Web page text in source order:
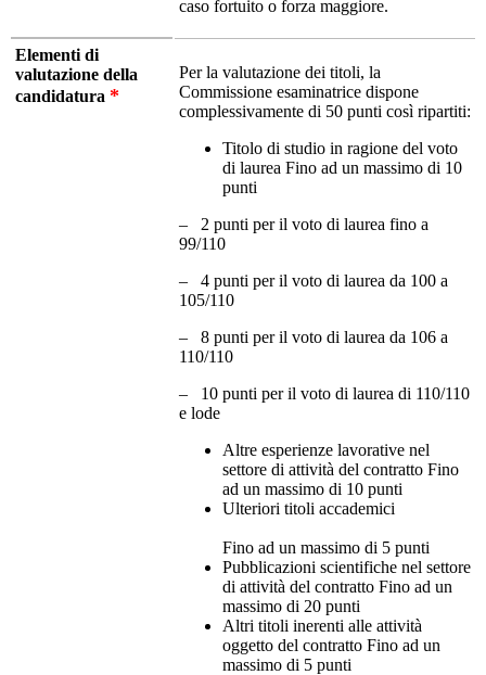
caso fortuito o forza maggiore.
Elementi di
valutazione della
candidatura *
Per la valutazione dei titoli, la
Commissione esaminatrice dispone
complessivamente di 50 punti così ripartiti:
Titolo di studio in ragione del voto
di laurea Fino ad un massimo di 10
punti
– 2 punti per il voto di laurea fino a
99/110
– 4 punti per il voto di laurea da 100 a
105/110
– 8 punti per il voto di laurea da 106 a
110/110
– 10 punti per il voto di laurea di 110/110
e lode
Altre esperienze lavorative nel
settore di attività del contratto Fino
ad un massimo di 10 punti
Ulteriori titoli accademici
Fino ad un massimo di 5 punti
Pubblicazioni scientifiche nel settore
di attività del contratto Fino ad un
massimo di 20 punti
Altri titoli inerenti alle attività
oggetto del contratto Fino ad un
massimo di 5 punti